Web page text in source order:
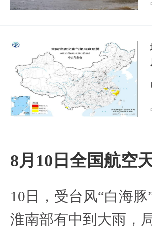
8月10日全国航空
10日，受台风“白海
淮南部有中到大雨，